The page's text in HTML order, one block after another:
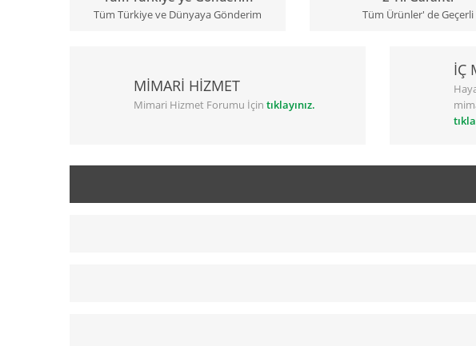
Tüm Türkiye ve Dünyaya Gönderim Tüm Ürünler' de Geçerli
MİMARİ HİZMET
Mimari Hizmet Forumu İçin tıklayınız.
İÇ